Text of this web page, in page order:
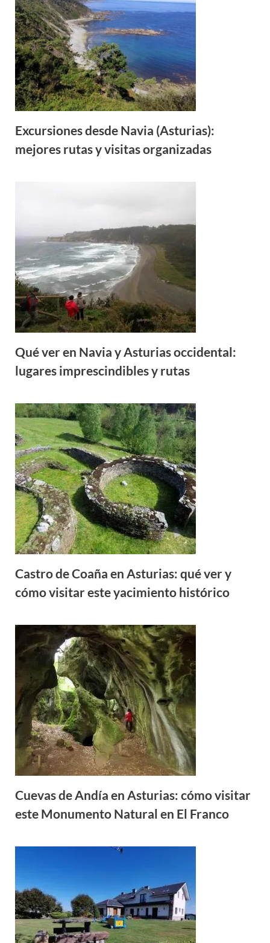
Excursiones desde Navia (Asturias):
mejores rutas y visitas organizadas
Qué ver en Navia y Asturias occidental:
lugares imprescindibles y rutas
Castro de Coaña en Asturias: qué ver y
cómo visitar este yacimiento histórico
Cuevas de Andía en Asturias: cómo visitar
este Monumento Natural en El Franco